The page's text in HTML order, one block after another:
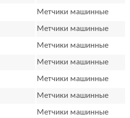
Метчики машинные
Метчики машинные
Метчики машинные
Метчики машинные
Метчики машинные
Метчики машинные
Метчики машинные